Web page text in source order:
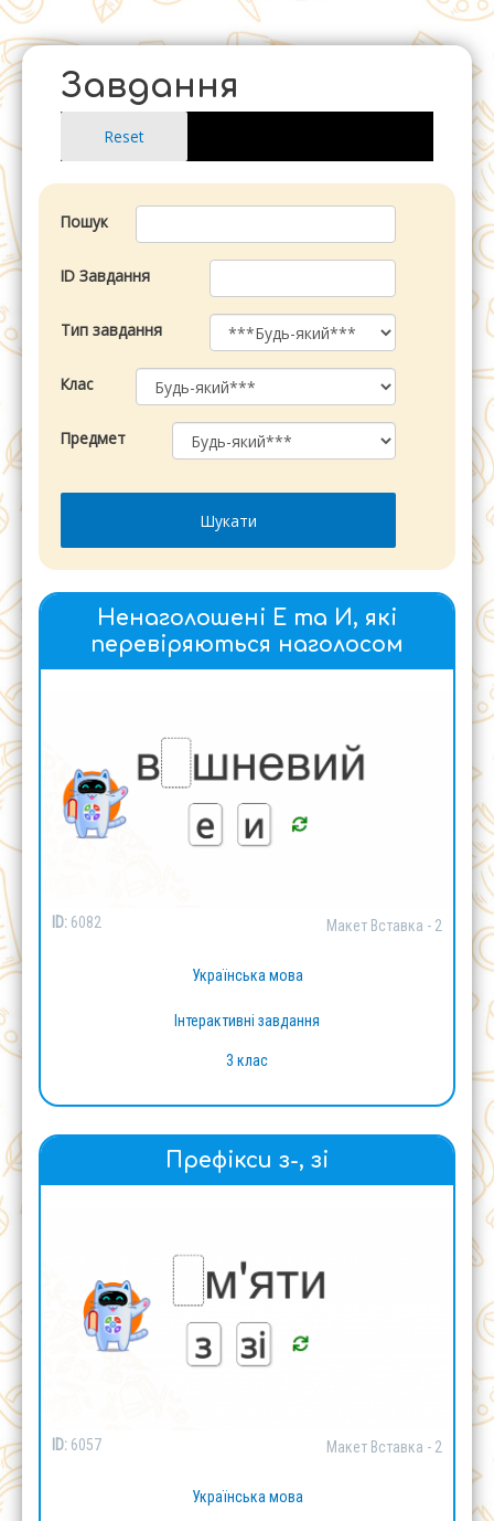
Перейти
до
вмісту
Завдання
Пошук
ID Завдання
Тип завдання
Клас
Предмет
Ненаголошені Е та И, які
перевіряються наголосом
ID: 6082 Макет Вставка - 2
Українська мова
Інтерактивні завдання
3 клас
Префікси з-, зі
ID: 6057 Макет Вставка - 2
Українська мова